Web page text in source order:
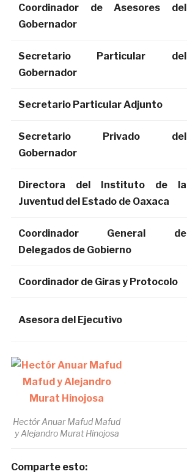
Coordinador de Asesores del
Gobernador
Secretario Particular del
Gobernador
Secretario Particular Adjunto
Secretario Privado del
Gobernador
Directora del Instituto de la
Juventud del Estado de Oaxaca
Coordinador General de
Delegados de Gobierno
Coordinador de Giras y Protocolo
Asesora del Ejecutivo
Hectór Anuar Mafud Mafud
y Alejandro Murat Hinojosa
Comparte esto: